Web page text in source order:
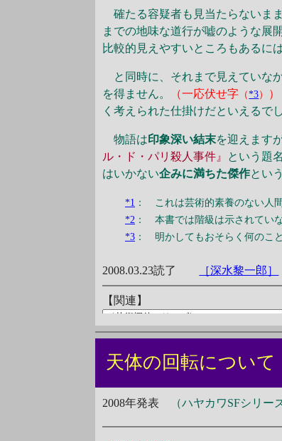
確たる容疑者も見当たらないま
までの地味な道行が嘘のような展
比較的見えやすいところもあるに
と同時に、それまで見えていな
を得ません。
（一応伏せ字 （*3） ）
く考えられた仕掛けだといえるで
物語は印象深い結末を迎えます
ル・ド・パリ殺人事件』 という題
はいかない企みに満ちた傑作とい
*1 ： これは芸術的素養のない人
*2 ： 本書では階級は示されてい
*3 ： 明かしてもおそらく何のこ
2008.03.23読了 ［深水黎一郎］
天体の回転につ
2008年発表 （ハヤカワSFシリ